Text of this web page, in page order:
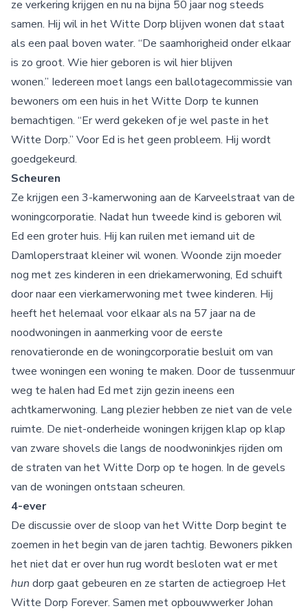
ze verkering krijgen en nu na bijna 50 jaar nog steeds
samen. Hij wil in het Witte Dorp blijven wonen dat staat
als een paal boven water. “De saamhorigheid onder elkaar
is zo groot. Wie hier geboren is wil hier blijven
wonen.” Iedereen moet langs een ballotagecommissie van
bewoners om een huis in het Witte Dorp te kunnen
bemachtigen. “Er werd gekeken of je wel paste in het
Witte Dorp.” Voor Ed is het geen probleem. Hij wordt
goedgekeurd.
Scheuren
Ze krijgen een 3-kamerwoning aan de Karveelstraat van de
woningcorporatie. Nadat hun tweede kind is geboren wil
Ed een groter huis. Hij kan ruilen met iemand uit de
Damloperstraat kleiner wil wonen. Woonde zijn moeder
nog met zes kinderen in een driekamerwoning, Ed schuift
door naar een vierkamerwoning met twee kinderen. Hij
heeft het helemaal voor elkaar als na 57 jaar na de
noodwoningen in aanmerking voor de eerste
renovatieronde en de woningcorporatie besluit om van
twee woningen een woning te maken. Door de tussenmuur
weg te halen had Ed met zijn gezin ineens een
achtkamerwoning. Lang plezier hebben ze niet van de vele
ruimte. De niet-onderheide woningen krijgen klap op klap
van zware shovels die langs de noodwoninkjes rijden om
de straten van het Witte Dorp op te hogen. In de gevels
van de woningen ontstaan scheuren.
4-ever
De discussie over de sloop van het Witte Dorp begint te
zoemen in het begin van de jaren tachtig. Bewoners pikken
het niet dat er over hun rug wordt besloten wat er met
hun dorp gaat gebeuren en ze starten de actiegroep Het
Witte Dorp Forever. Samen met opbouwwerker Johan